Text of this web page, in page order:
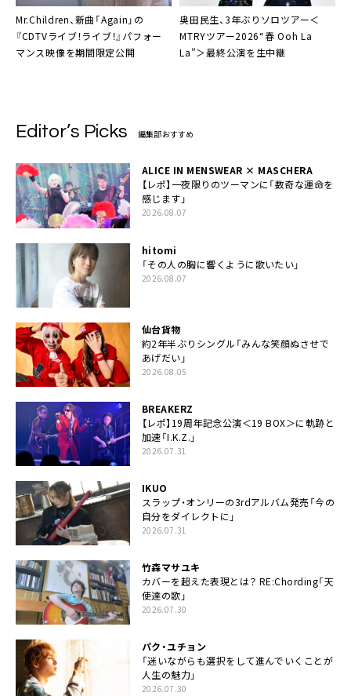
Mr.Children、新曲「Again」の
『CDTVライブ！ライブ！』パフォー
マンス映像を期間限定公開
奥田民生、3年ぶりソロツアー＜
MTRYツアー2026“春 Ooh La
La”＞最終公演を生中継
Editor’s Picks 編集部おすすめ
ALICE IN MENSWEAR × MASCHERA
【レポ】一夜限りのツーマンに「数奇な運命を
感じます」
2026.08.07
hitomi
「その人の胸に響くように歌いたい」
2026.08.07
仙台貨物
約2年半ぶりシングル「みんな笑顔ぬさせで
あげだい」
2026.08.05
BREAKERZ
【レポ】19周年記念公演＜19 BOX＞に軌跡と
加速「I.K.Z.」
2026.07.31
IKUO
スラップ・オンリーの3rdアルバム発売「今の
自分をダイレクトに」
2026.07.31
竹森マサユキ
カバーを超えた表現とは？ RE:Chording「天
使達の歌」
2026.07.30
パク・ユチョン
「迷いながらも選択をして進んでいくことが
人生の魅力」
2026.07.30